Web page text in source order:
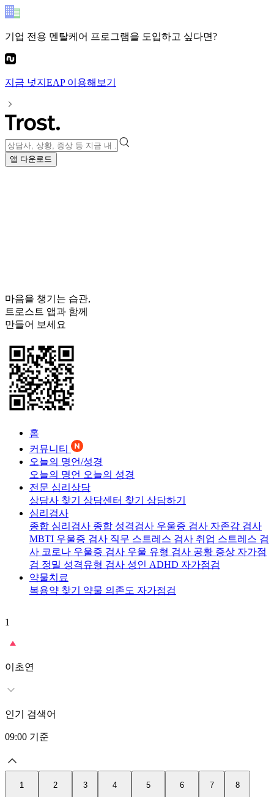
기업 전용 멘탈케어 프로그램을 도입하고 싶다면?
지금 넛지EAP이용해보기
앱 다운로드
마음을 챙기는 습관,
트로스트 앱과 함께
만들어 보세요
홈
커뮤니티
오늘의 명언/성경
오늘의 명언 오늘의 성경
전문 심리상담
상담사 찾기 상담센터 찾기 상담하기
심리검사
종합 심리검사 종합 성격검사 우울증 검사 자존감 검사
MBTI 우울증 검사 직무 스트레스 검사 취업 스트레스 검
사 코로나 우울증 검사 우울 유형 검사 공황 증상 자가점
검 정밀 성격유형 검사 성인 ADHD 자가점검
약물치료
복용약 찾기 약물 의존도 자가점검
1
이초연
인기 검색어
09:00 기준
1 2 3 4 5 6 7 8